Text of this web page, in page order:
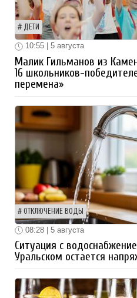
ДЕТИ
10:55 | 5 августа
Малик Гильманов из
16 школьников-
перемена»
ОТКЛЮЧЕНИЕ ВОДЫ
08:28 | 5 августа
Ситуация с
Уральском остается